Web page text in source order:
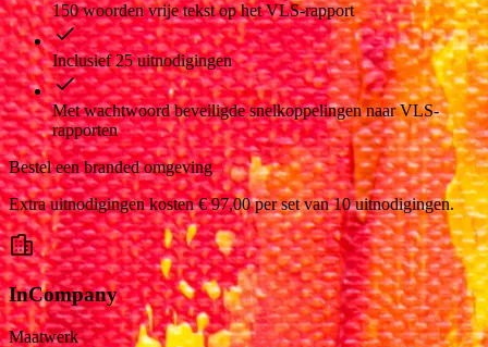
150 woorden vrije tekst op het VLS-rapport
Inclusief 25 uitnodigingen
Met wachtwoord beveiligde snelkoppelingen naar VLS-
rapporten
Bestel een branded omgeving
Extra uitnodigingen kosten € 97,00 per set van 10 uitnodigingen.
InCompany
Maatwerk